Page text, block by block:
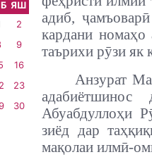
ЯШ
2
9
16
23
30
адиб,
кардани номаҳо
таърихи рӯзи як
Анзурат
Абуабдуллоҳи
зиёд дар
мақолаи илмӣ-